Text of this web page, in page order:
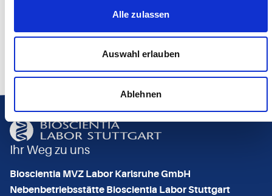
Alle zulassen
Auswahl erlauben
Ablehnen
Ihr Weg zu uns
Bioscientia MVZ Labor Karlsruhe GmbH
Nebenbetriebsstätte Bioscientia Labor Stuttgart